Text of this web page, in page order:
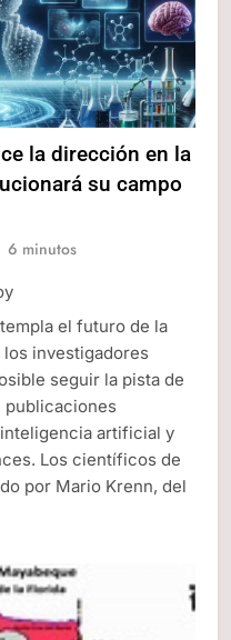
la dirección en la
su campo
6 minutos
el futuro de la
investigadores
seguir la pista de
publicaciones
artificial y
Los científicos de
por Mario Krenn, del